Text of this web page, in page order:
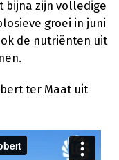
bijna zijn volledige
groei in juni
de nutriënten uit
ter Maat uit